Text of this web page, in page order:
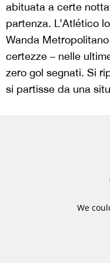
abituata a certe
partenza. L’Atlético
Wanda
certezze – nelle
zero gol segnati. Si
si partisse da una